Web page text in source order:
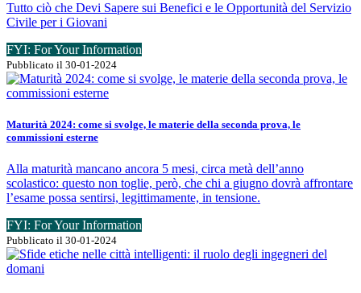
Tutto ciò che Devi Sapere sui Benefici e le Opportunità del Servizio
Civile per i Giovani
FYI: For Your Information
Pubblicato il 30-01-2024
Maturità 2024: come si svolge, le materie della seconda prova, le
commissioni esterne
Alla maturità mancano ancora 5 mesi, circa metà dell’anno
scolastico: questo non toglie, però, che chi a giugno dovrà affrontare
l’esame possa sentirsi, legittimamente, in tensione.
FYI: For Your Information
Pubblicato il 30-01-2024